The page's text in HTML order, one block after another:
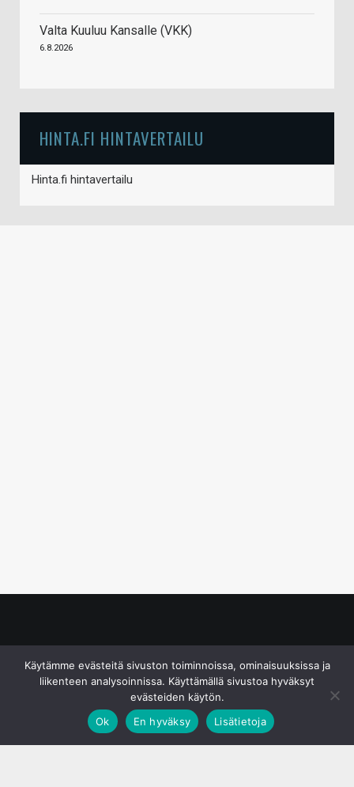
Valta Kuuluu Kansalle (VKK)
6.8.2026
HINTA.FI HINTAVERTAILU
Hinta.fi hintavertailu
Käytämme evästeitä sivuston toiminnoissa, ominaisuuksissa ja
liikenteen analysoinnissa. Käyttämällä sivustoa hyväksyt
evästeiden käytön.
Ok
En hyväksy Lisätietoja